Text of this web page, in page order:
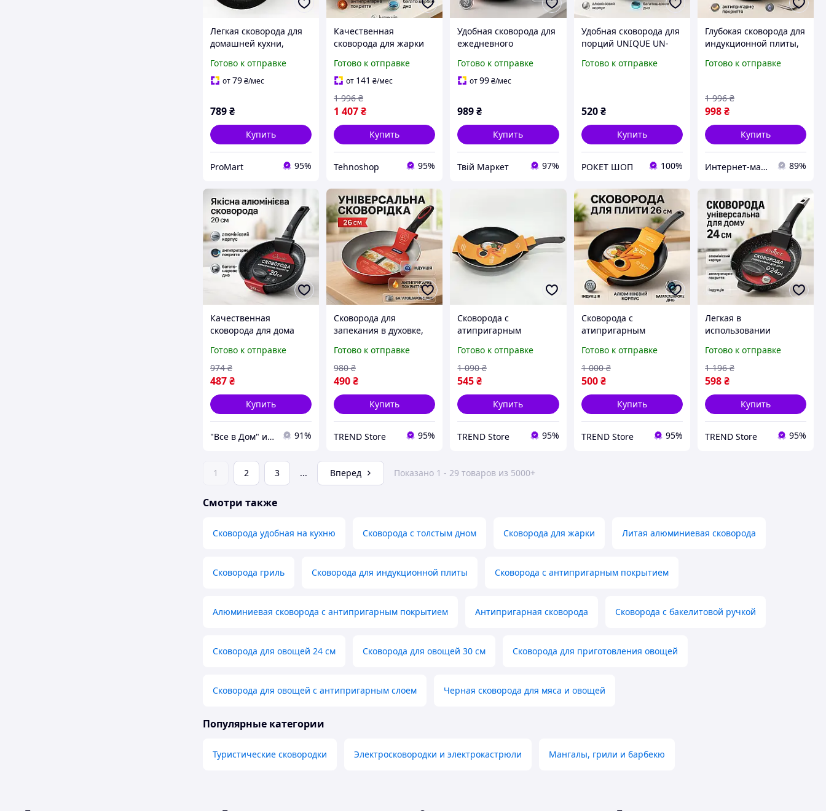
Легкая сковорода для
домашней кухни,
сковорода для овощей
из легкого алюминия
Готово к отправке
от79₴/мес
789₴
Купить
ProMart 95%
Качественная
сковорода для жарки
сковорода для овощей
глубокая дома SM-67
Готово к отправке
от 141 ₴/мес
1 407₴
1 996 ₴
Купить
Tehnoshop 95%
Удобная сковорода для
ежедневного
Сковорода для повара
глубокая алюминий
Готово к отправке
от99₴/мес
989₴
Купить
Твій Маркет 97%
Удобная сковорода для
порций UNIQUE UN-
Антипригарная
Готово к отправке
520 ₴
Купить
РОКЕТ ШОП 100%
Глубокая сковорода для
индукционной плиты,
кастрюли с
покрытием GH-93
Готово к отправке
998₴
1 996 ₴
Купить
Интернет-магазин 1001USEfulness 89%
Качественная
сковорода для дома
удобная на кухню с
атипригарным
покрытием SQ-57
Готово к отправке
487₴
974 ₴
Купить
"Все в Дом" интернет-магазин 91%
Сковорода для
запекания в духовке,
сковорода с
антипригарным
покрытием NF-19
Готово к отправке
490₴
980 ₴
Купить
TREND Store 95%
Сковорода с
атипригарным
сковорода для
ежедневного
использования BS-66
Готово к отправке
545₴
1 090 ₴
Купить
TREND Store 95%
Сковорода с
атипригарным
Удобная сковорода для
индукционной плиты
RS-12
Готово к отправке
500 ₴
1 000 ₴
Купить
TREND Store 95%
Легкая в
использовании
для любителей
готовить, Сковородки
для индукции WS-55
Готово к отправке
598₴
1 196 ₴
Купить
TREND Store 95%
1 2 3 ... Вперед Показано 1 - 29 товаров из 5000+
Смотри также
Сковорода удобная на кухню Сковорода с толстым дном Сковорода для жарки Литая алюминиевая сковорода
Сковорода гриль Сковорода для индукционной плиты Сковорода с антипригарным покрытием
Алюминиевая сковорода с антипригарным покрытием Антипригарная сковорода Сковорода с бакелитовой ручкой
Сковорода для овощей 24 см Сковорода для овощей 30 см Сковорода для приготовления овощей
Сковорода для овощей с антипригарным слоем Черная сковорода для мяса и овощей
Популярные категории
Туристические сковородки Электросковородки и электрокастрюли Мангалы, грили и барбекю